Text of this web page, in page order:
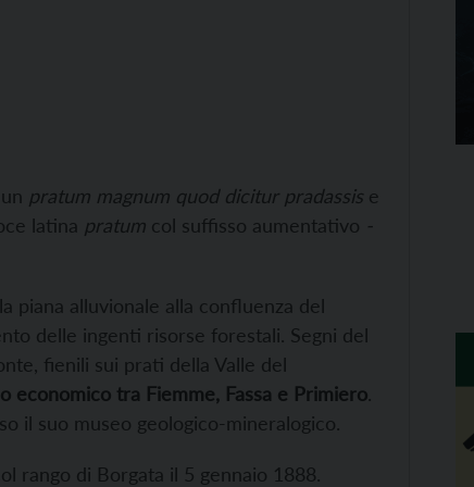
pratum magnum quod dicitur pradassis e
latina pratum col suffisso aumentativo -
piana alluvionale alla confluenza del
delle ingenti risorse forestali. Segni del
fienili sui prati della Valle del
economico tra Fiemme, Fassa e Primiero.
il suo museo geologico-mineralogico.
rango di Borgata il 5 gennaio 1888.